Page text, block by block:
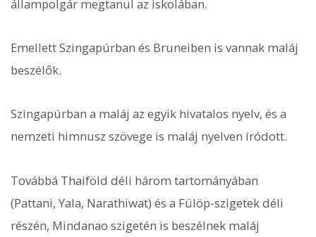
állampolgár megtanul az iskolában.
Emellett Szingapúrban és Bruneiben is vannak maláj
beszélők.
Szingapúrban a maláj az egyik hivatalos nyelv, és a
nemzeti himnusz szövege is maláj nyelven íródott.
Továbbá Thaiföld déli három tartományában
(Pattani, Yala, Narathiwat) és a Fülöp-szigetek déli
részén, Mindanao szigetén is beszélnek maláj